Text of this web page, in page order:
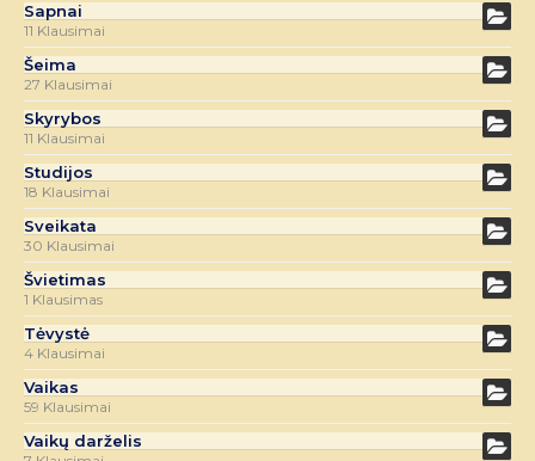
Sapnai
11 Klausimai
Šeima
27 Klausimai
Skyrybos
11 Klausimai
Studijos
18 Klausimai
Sveikata
30 Klausimai
Švietimas
1 Klausimas
Tėvystė
4 Klausimai
Vaikas
59 Klausimai
Vaikų darželis